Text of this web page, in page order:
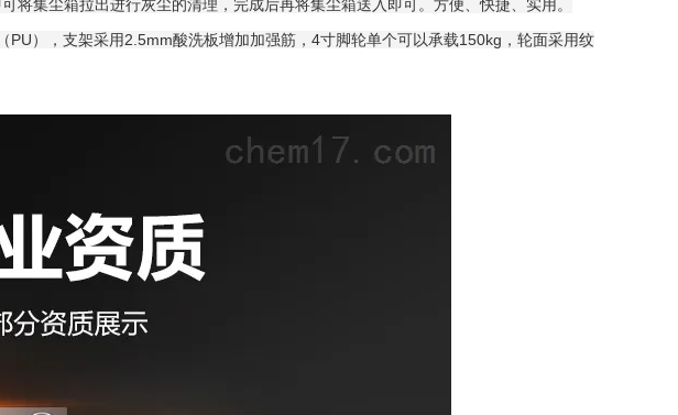
将集尘箱拉出进行灰尘的清理，完成后再将集尘箱送入即可。方便、快捷、实用。
PU），支架采用2.5mm酸洗板增加加强筋，4寸脚轮单个可以承载150kg，轮面采用纹